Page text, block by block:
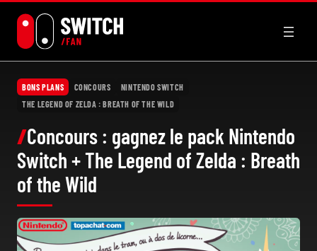
contenu
BONS PLANS CONCOURS
NINTENDO SWITCH
THE LEGEND OF ZELDA : BREATH OF THE WILD
Concours : gagnez le pack Nintendo
Switch + The Legend of Zelda : Breath
of the Wild